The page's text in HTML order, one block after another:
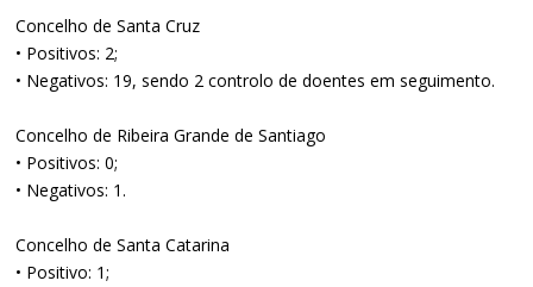
Concelho de Santa Cruz
• Positivos: 2;
• Negativos: 19, sendo 2 controlo de doentes em seguimento.
Concelho de Ribeira Grande de Santiago
• Positivos: 0;
• Negativos: 1.
Concelho de Santa Catarina
• Positivo: 1;